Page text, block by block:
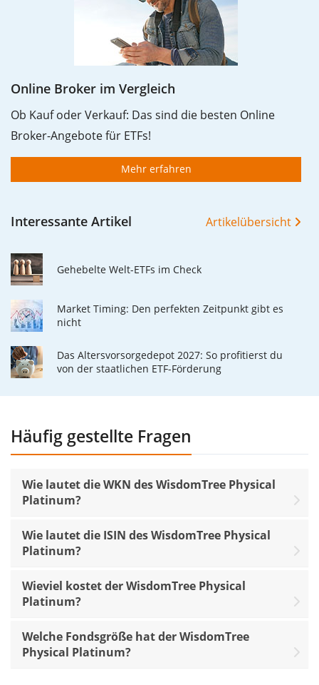
Online Broker im Vergleich
Ob Kauf oder Verkauf: Das sind die besten Online
Broker-Angebote für ETFs!
Mehr erfahren
Interessante Artikel Artikelübersicht
Gehebelte Welt-ETFs im Check
Market Timing: Den perfekten Zeitpunkt gibt es
nicht
Das Altersvorsorgedepot 2027: So profitierst du
von der staatlichen ETF-Förderung
Häufig gestellte Fragen
Wie lautet die WKN des WisdomTree Physical
Platinum?
Wie lautet die ISIN des WisdomTree Physical
Platinum?
Wieviel kostet der WisdomTree Physical
Platinum?
Welche Fondsgröße hat der WisdomTree
Physical Platinum?